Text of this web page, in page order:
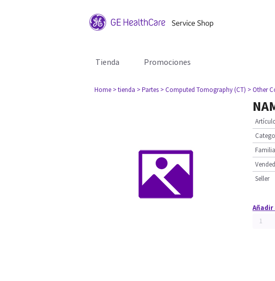
Tienda Promociones
Home > tienda > Partes > Computed Tomography (CT) > Other
Seller
Añadir